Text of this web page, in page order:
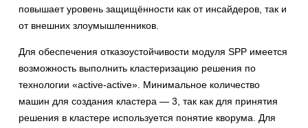
повышает уровень защищённости как от инсайдеров, так и
от внешних злоумышленников.
Для обеспечения отказоустойчивости модуля SPP имеется
возможность выполнить кластеризацию решения по
технологии «active-active». Минимальное количество
машин для создания кластера — 3, так как для принятия
решения в кластере используется понятие кворума. Для